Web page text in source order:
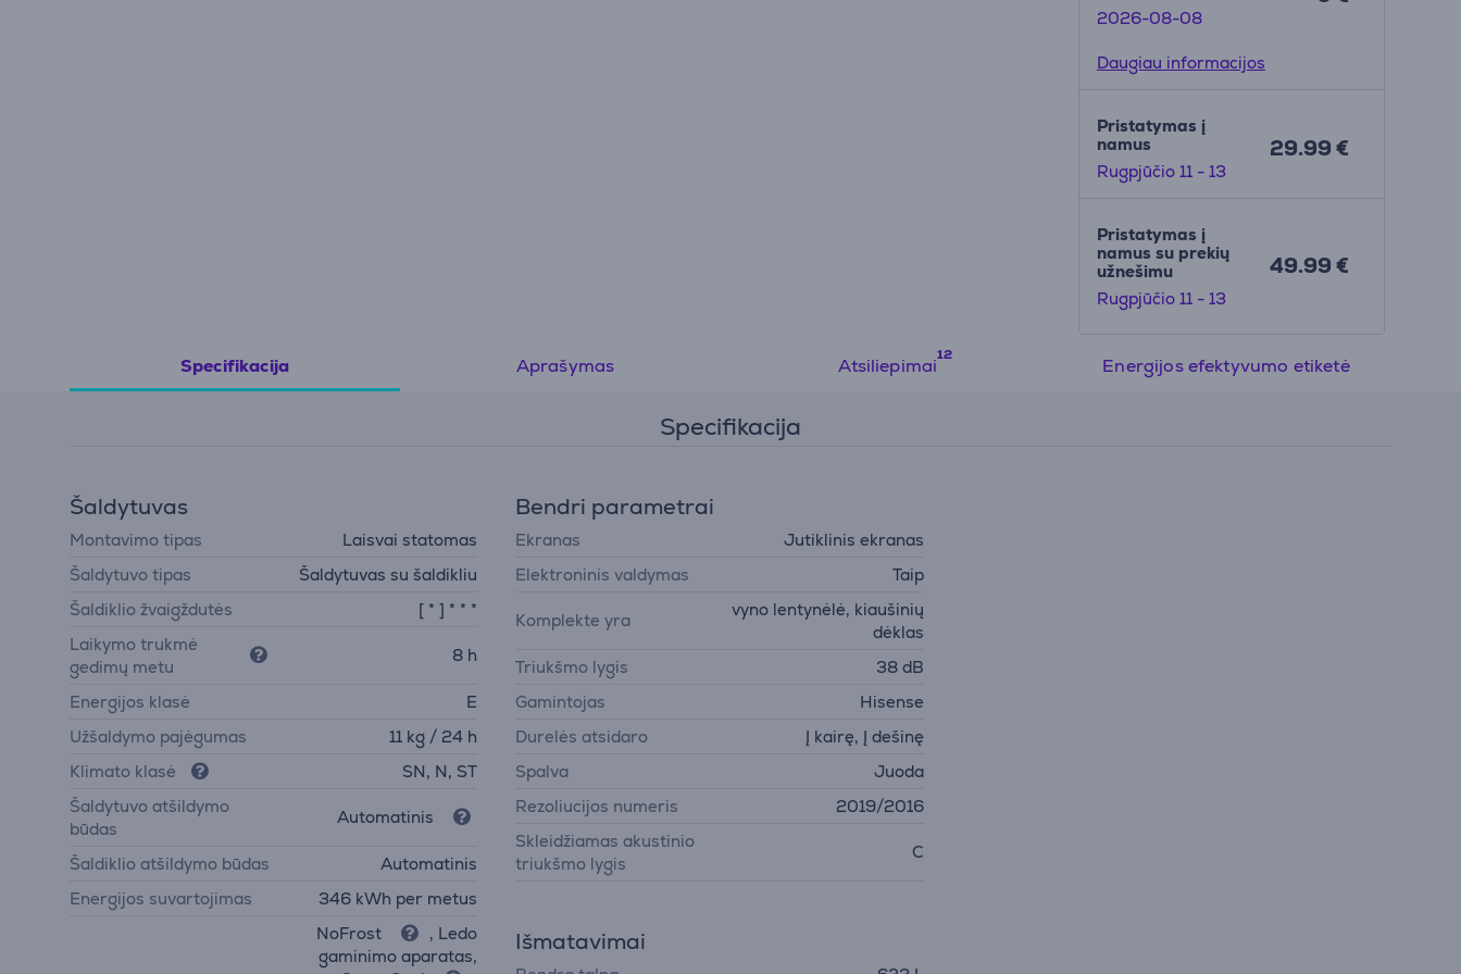
2026-08-08
Daugiau informacijos
Pristatymas į
namus
Rugpjūčio 11 - 13
29.99 €
Pristatymas į
namus su prekių
užnešimu
Rugpjūčio 11 - 13
49.99 €
Specifikacija Aprašymas Atsiliepimai Energijos efektyvumo etiketė
Specifikacija
Šaldytuvas
Montavimo tipas
Laisvai statomas
Šaldytuvo tipas
Šaldytuvas su šaldikliu
Šaldiklio žvaigždutės
[ * ] * * *
Laikymo trukmė
gedimų metu
8 h
Energijos klasė
E
Užšaldymo pajėgumas
11 kg / 24 h
Klimato klasė
SN, N, ST
Šaldytuvo atšildymo
būdas
Automatinis
Šaldiklio atšildymo būdas
Automatinis
Energijos suvartojimas
346 kWh per metus
NoFrost
, Ledo
gaminimo aparatas,
Bendri parametrai
Ekranas
Jutiklinis ekranas
Elektroninis valdymas
Taip
Komplekte yra
vyno lentynėlė, kiaušinių
dėklas
Triukšmo lygis
38 dB
Gamintojas
Hisense
Durelės atsidaro
Į kairę, Į dešinę
Spalva
Juoda
Rezoliucijos numeris
2019/2016
Skleidžiamas akustinio
triukšmo lygis
C
Išmatavimai